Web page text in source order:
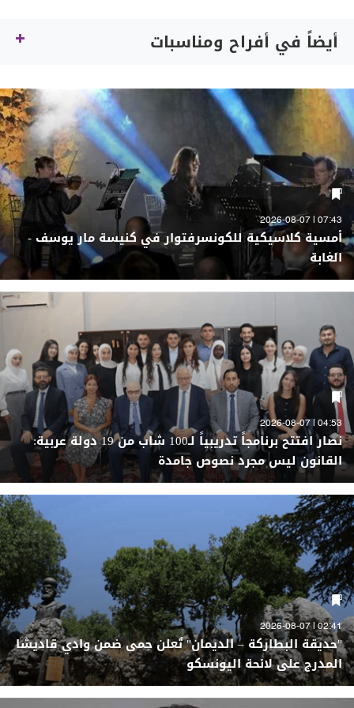
أيضاً في أفراح ومناسبات
07:43 | 2026-08-07
أمسية كلاسيكية للكونسرفتوار في كنيسة مار يوسف -
الغابة
04:53 | 2026-08-07
نصار افتتح برنامجاً تدريبياً لـ100 شاب من 19 دولة عربية:
القانون ليس مجرد نصوص جامدة
02:41 | 2026-08-07
"حديقة البطاركة – الديمان" تُعلن حِمى ضمن وادي قاديشا
المدرج على لائحة اليونسكو